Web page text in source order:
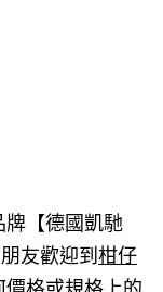
牌【德國凱馳
友歡迎到 柑仔